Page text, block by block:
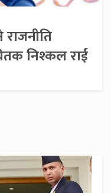
निश्कल राई